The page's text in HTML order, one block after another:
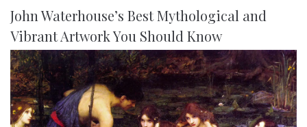
John Waterhouse’s Best Mythological and
Vibrant Artwork You Should Know